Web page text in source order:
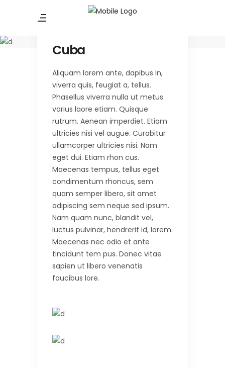
Amazing Tour
Cuba
Aliquam lorem ante, dapibus in,
viverra quis, feugiat a, tellus.
Phasellus viverra nulla ut metus
varius laore etiam. Quisque
rutrum. Aenean imperdiet. Etiam
ultricies nisi vel augue. Curabitur
ullamcorper ultricies nisi. Nam
eget dui. Etiam rhon cus.
Maecenas tempus, tellus eget
condimentum rhoncus, sem
quam semper libero, sit amet
adipiscing sem neque sed ipsum.
Nam quam nunc, blandit vel,
luctus pulvinar, hendrerit id, lorem.
Maecenas nec odio et ante
tincidunt tem pus. Donec vitae
sapien ut libero venenatis
faucibus lore.